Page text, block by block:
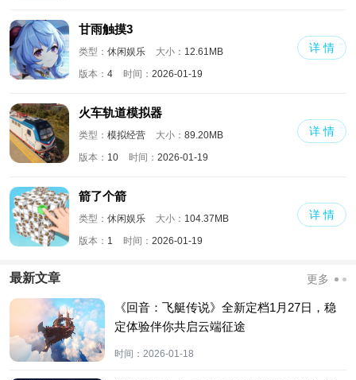
甘雨触摸3
类型： 休闲娱乐 大小： 12.61MB
版本： 4 时间： 2026-01-19
详 情
火车轨道模拟器
类型： 模拟经营 大小： 89.20MB
版本： 10 时间： 2026-01-19
详 情
箭了个箭
类型： 休闲娱乐 大小： 104.37MB
版本： 1 时间： 2026-01-19
详 情
最新文章 更多
《回音：飞艇传说》全新定档1月27日，稳
定体验伴你共启云端征途
时间： 2026-01-18